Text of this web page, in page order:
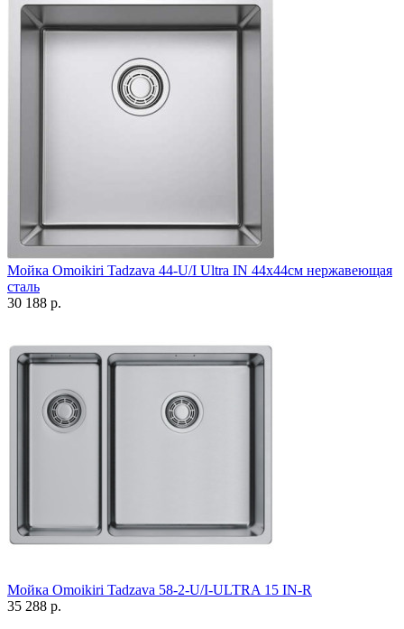
Мойка Omoikiri Tadzava 44-U/I Ultra IN 44х44см нержавеющая
сталь
30 188 р.
Мойка Omoikiri Tadzava 58-2-U/I-ULTRA 15 IN-R
35 288 р.